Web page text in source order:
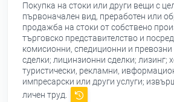
Покупка на стоки или други вещи с
първоначален вид, преработен или
продажба на стоки от собствено
търговско представителство и
комисионни, спедиционни и превозни
сделки; лицинзионни сделки; лизинг;
туристически, рекламни,
импресарски или други услуги;
личен труд.